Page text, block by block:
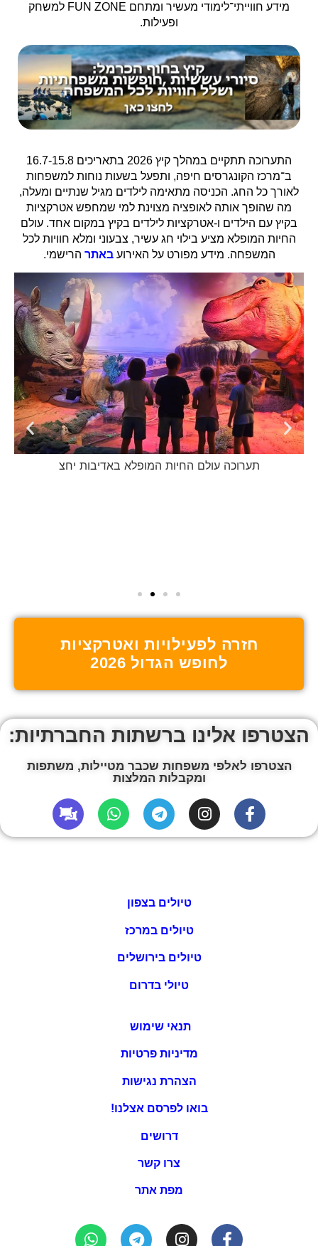
מידע חווייתי־לימודי מעשיר ומתחם FUN ZONE למשחק
ופעילות.
התערוכה תתקיים במהלך קיץ 2026 בתאריכים 16.7-15.8
ב־מרכז הקונגרסים חיפה, ותפעל בשעות נוחות למשפחות
לאורך כל החג. הכניסה מתאימה לילדים מגיל שנתיים ומעלה,
מה שהופך אותה לאופציה מצוינת למי שמחפש אטרקציות
בקיץ עם הילדים ו-אטרקציות לילדים בקיץ במקום אחד. עולם
החיות המופלא מציע בילוי חג עשיר, צבעוני ומלא חוויות לכל
המשפחה. מידע מפורט על האירועבאתר הרישמי.
תערוכה עולם החיות המופלא באדיבות יחצ
חזרה לפעילויות ואטרקציות
לחופש הגדול 2026
הצטרפו אלינו ברשתות החברתיות:
הצטרפו לאלפי משפחות שכבר מטיילות, משתפות
ומקבלות המלצות
טיולים בצפון
טיולים במרכז
טיולים בירושלים
טיולי בדרום
תנאי שימוש
מדיניות פרטיות
הצהרת נגישות
בואו לפרסם אצלנו!
דרושים
צרו קשר
מפת אתר